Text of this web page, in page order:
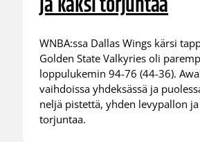
WNBA:ssa Dallas Wings kärsi
Golden State Valkyries oli
loppulukemin 94-76 (44-36).
vaihdoissa yhdeksässä ja
neljä pistettä, yhden levypallon
torjuntaa.